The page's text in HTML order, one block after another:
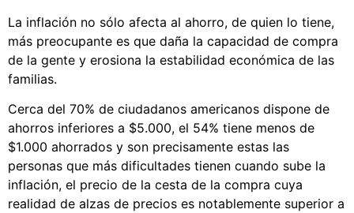
La inflación no sólo afecta al ahorro, de quien lo tiene,
más preocupante es que daña la capacidad de compra
de la gente y erosiona la estabilidad económica de las
familias.
Cerca del 70% de ciudadanos americanos dispone de
ahorros inferiores a $5.000, el 54% tiene menos de
$1.000 ahorrados y son precisamente estas las
personas que más dificultades tienen cuando sube la
inflación, el precio de la cesta de la compra cuya
realidad de alzas de precios es notablemente superior a